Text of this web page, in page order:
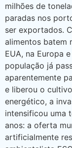
milhões de
paradas nos
ser exportados.
alimentos batem
EUA, na Europa
população já
aparentemente
e liberou o
energético, a
intensificou uma
anos: a oferta
artificialmente